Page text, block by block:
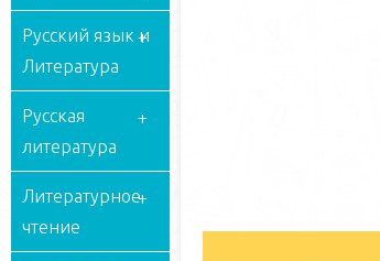
Русский язык и
Литература
Русская
литература
Литературное
чтение